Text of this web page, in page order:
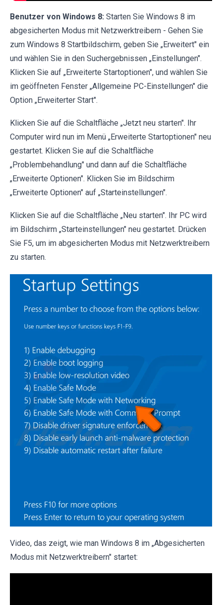
Benutzer von Windows 8: Starten Sie Windows 8 im
abgesicherten Modus mit Netzwerktreibern - Gehen Sie
zum Windows 8 Startbildschirm, geben Sie „Erweitert" ein
und wählen Sie in den Suchergebnissen „Einstellungen".
Klicken Sie auf „Erweiterte Startoptionen", und wählen Sie
im geöffneten Fenster „Allgemeine PC-Einstellungen" die
Option „Erweiterter Start".
Klicken Sie auf die Schaltfläche „Jetzt neu starten". Ihr
Computer wird nun im Menü „Erweiterte Startoptionen" neu
gestartet. Klicken Sie auf die Schaltfläche
„Problembehandlung" und dann auf die Schaltfläche
„Erweiterte Optionen". Klicken Sie im Bildschirm
„Erweiterte Optionen" auf „Starteinstellungen".
Klicken Sie auf die Schaltfläche „Neu starten". Ihr PC wird
im Bildschirm „Starteinstellungen" neu gestartet. Drücken
Sie F5, um im abgesicherten Modus mit Netzwerktreibern
zu starten.
Video, das zeigt, wie man Windows 8 im „Abgesicherten
Modus mit Netzwerktreibern" startet: